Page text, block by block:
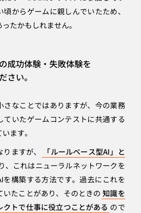
からゲームに親しんでいたため、
たかもしれません。
成功体験・失敗体験を
さい。
さなことではありますが、今の業務
ていたゲームコンテストに共通する
ます。
ますが、
「ルールベース型AI」と
、これはニューラルネットワークを
を構築する方法です。過去にこれを
いたことがあり、そのときの 知識を
トで仕事に役立つことがある ので